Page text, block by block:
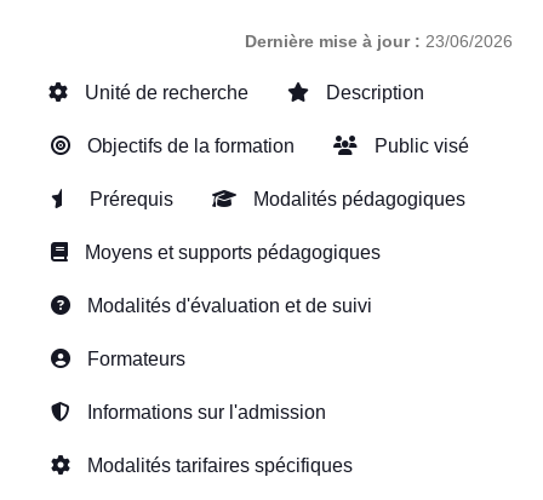
Dernière mise à jour : 23/06/2026
Unité de recherche Description
Objectifs de la formation Public visé
Prérequis Modalités pédagogiques
Moyens et supports pédagogiques
Modalités d'évaluation et de suivi
Formateurs
Informations sur l'admission
Modalités tarifaires spécifiques